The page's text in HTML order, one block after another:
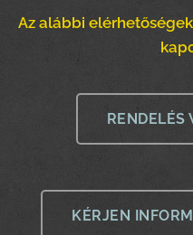
Az alábbi
KÉRJEN